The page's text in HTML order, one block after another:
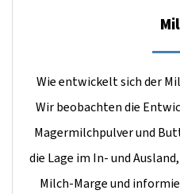
Wie entwickelt sich der
Wir beobachten die
Magermilchpulver und
die Lage im In- und
Milch-Marge und